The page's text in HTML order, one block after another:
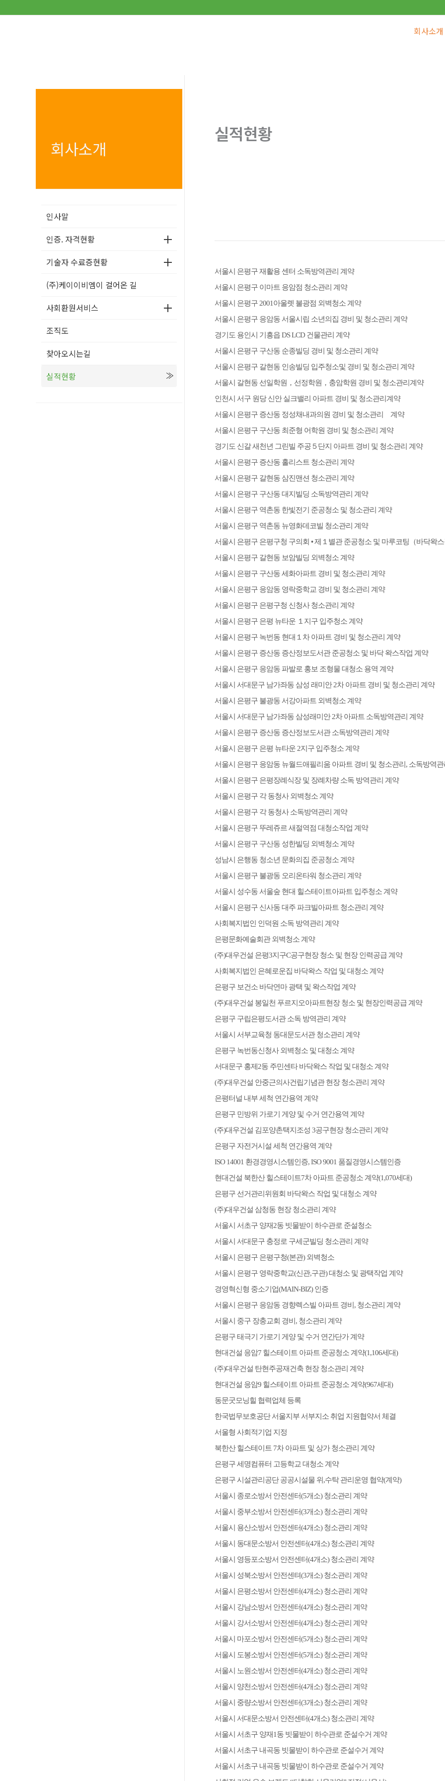
회사소개
회사소개
인사말
인증. 자격현황
기술자 수료증현황
(주)케이이비엠이 걸어온 길
사회환원서비스
조직도
찾아오시는길
실적현황
실적현황
서울시 은평구 재활용 센터 소독방역관리 계약
서울시 은평구 이마트 응암점 청소관리 계약
서울시 은평구 2001아울렛 불광점 외벽청소 계약
서울시 은평구 응암동 서울시립 소년의집 경비 및 청소관리 계약
경기도 용인시 기흥읍 DS LCD 건물관리 계약
서울시 은평구 구산동 순종빌딩 경비 및 청소관리 계약
서울시 은평구 갈현동 인송빌딩 입주청소및 경비 및 청소관리 계약
서울시 갈현동 선일학원，선정학원，충암학원 경비 및 청소관리계약
인천시 서구 원당 신안 실크밸리 아파트 경비 및 청소관리계약
서울시 은평구 증산동 정성채내과의원 경비 및 청소관리 계약
서울시 은평구 구산동 최준형 어학원 경비 및 청소관리 계약
경기도 신갈 새천년 그린빌 주공５단지 아파트 경비 및 청소관리 계약
서울시 은평구 증산동 홀리스트 청소관리 계약
서울시 은평구 갈현동 삼진맨션 청소관리 계약
서울시 은평구 구산동 대지빌딩 소독방역관리 계약
서울시 은평구 역촌동 한빛전기 준공청소 및 청소관리 계약
서울시 은평구 역촌동 뉴영화데코빌 청소관리 계약
서울시 은평구 은평구청 구의회 • 제１별관 준공청소 및 마루코팅（바닥왁
서울시 은평구 갈현동 보암빌딩 외벽청소 계약
서울시 은평구 구산동 세화아파트 경비 및 청소관리 계약
서울시 은평구 응암동 영락중학교 경비 및 청소관리 계약
서울시 은평구 은평구청 신청사 청소관리 계약
서울시 은평구 은평 뉴타운 １지구 입주청소 계약
서울시 은평구 녹번동 현대１차 아파트 경비 및 청소관리 계약
서울시 은평구 증산동 증산정보도서관 준공청소 및 바닥 왁스작업 계약
서울시 은평구 응암동 파발로 홍보 조형물 대청소 용역 계약
서울시 서대문구 남가좌동 삼성 래미안 2차 아파트 경비 및 청소관리 계약
서울시 은평구 불광동 서강아파트 외벽청소 계약
서울시 서대문구 남가좌동 삼성래미안 2차 아파트 소독방역관리 계약
서울시 은평구 증산동 증산정보도서관 소독방역관리 계약
서울시 은평구 은평 뉴타운 2지구 입주청소 계약
서울시 은평구 응암동 뉴월드애필리움 아파트 경비 및 청소관리, 소독방역
서울시 은평구 은평장례식장 및 장례차량 소독 방역관리 계약
서울시 은평구 각 동청사 외벽청소 계약
서울시 은평구 각 동청사 소독방역관리 계약
서울시 은평구 뚜레쥬르 새절역점 대청소작업 계약
서울시 은평구 구산동 성한빌딩 외벽청소 계약
성남시 은행동 청소년 문화의집 준공청소 계약
서울시 은평구 불광동 오리온타워 청소관리 계약
서울시 성수동 서울숲 현대 힐스테이트아파트 입주청소 계약
서울시 은평구 신사동 대주 파크빌아파트 청소관리 계약
사회복지법인 인덕원 소독 방역관리 계약
은평문화예술회관 외벽청소 계약
(주)대우건설 은평3지구C공구현장 청소 및 현장 인력공급 계약
사회복지법인 은혜로운집 바닥왁스 작업 및 대청소 계약
은평구 보건소 바닥연마 광택 및 왁스작업 계약
(주)대우건설 봉일천 푸르지오아파트현장 청소 및 현장인력공급 계약
은평구 구립은평도서관 소독 방역관리 계약
서울시 서부교육청 동대문도서관 청소관리 계약
은평구 녹번동신청사 외벽청소 및 대청소 계약
서대문구 홍제2동 주민센타 바닥왁스 작업 및 대청소 계약
(주)대우건설 안중근의사건립기념관 현장 청소관리 계약
은평터널 내부 세척 연간용역 계약
은평구 민방위 가로기 게양 및 수거 연간용역 계약
(주)대우건설 김포양촌택지조성 3공구현장 청소관리 계약
은평구 자전거시설 세척 연간용역 계약
ISO 14001 환경경영시스템인증, ISO 9001 품질경영시스템인증
현대건설 북한산 힐스테이트7차 아파트 준공청소 계약(1,070세대)
은평구 선거관리위원회 바닥왁스 작업 및 대청소 계약
(주)대우건설 삼청동 현장 청소관리 계약
서울시 서초구 양재2동 빗물받이 하수관로 준설청소
서울시 서대문구 충정로 구세군빌딩 청소관리 계약
서울시 은평구 은평구청(본관) 외벽청소
서울시 은평구 영락중학교(신관,구관) 대청소 및 광택작업 계약
경영혁신형 중소기업(MAIN-BIZ) 인증
서울시 은평구 응암동 경향렉스빌 아파트 경비, 청소관리 계약
서울시 중구 장충교회 경비, 청소관리 계약
은평구 태극기 가로기 게양 및 수거 연간단가 계약
현대건설 응암7 힐스테이트 아파트 준공청소 계약(1,106세대)
(주)대우건설 탄현주공재건축 현장 청소관리 계약
현대건설 응암9 힐스테이트 아파트 준공청소 계약(967세대)
동문굿모닝힐 협력업체 등록
한국법무보호공단 서울지부 서부지소 취업 지원협약서 체결
서울형 사회적기업 지정
북한산 힐스테이트 7차 아파트 및 상가 청소관리 계약
은평구 세명컴퓨터 고등학교 대청소 계약
은평구 시설관리공단 공공시설물 위,수탁 관리운영 협약(계약)
서울시 종로소방서 안전센터(5개소) 청소관리 계약
서울시 중부소방서 안전센터(3개소) 청소관리 계약
서울시 용산소방서 안전센터(4개소) 청소관리 계약
서울시 동대문소방서 안전센터(4개소) 청소관리 계약
서울시 영등포소방서 안전센터(4개소) 청소관리 계약
서울시 성북소방서 안전센텨(3개소) 청소관리 계약
서울시 은평소방서 안전센터(4개소) 청소관리 계약
서울시 강남소방서 안전센터(4개소) 청소관리 계약
서울시 강서소방서 안전센터(4개소) 청소관리 계약
서울시 마포소방서 안전센터(5개소) 청소관리 계약
서울시 도봉소방서 안전센터(5개소) 청소관리 계약
서울시 노원소방서 안전센터(4개소) 청소관리 계약
서울시 양천소방서 안전센터(4개소) 청소관리 계약
서울시 중량소방서 안전센터(3개소) 청소관리 계약
서울시 서대문소방서 안전센터(4개소) 청소관리 계약
서울시 서초구 양재1동 빗물받이 하수관로 준설수거 계약
서울시 서초구 내곡동 빗물받이 하수관로 준설수거 계약
서울시 서초구 내곡동 빗물받이 하수관로 준설수거 계약